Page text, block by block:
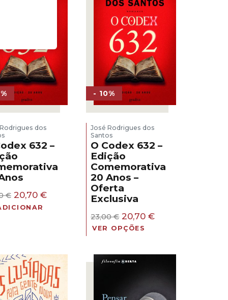
dos
632 –
€ O
preço
20,70 €O
- 10%
José Rodrigues dos
Santos
O Codex 632 –
Edição
Comemorativa
20 Anos –
Oferta
Exclusiva
23,00€ O
preço
original
23,00 €.
20,70€O
20,70 €.
VER OPÇÕES